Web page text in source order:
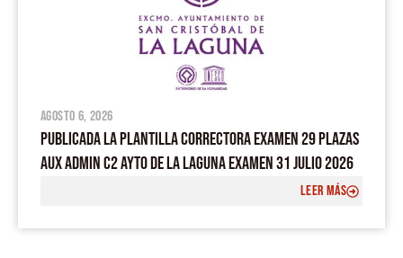
agosto 6, 2026
PUBLICADA LA PLANTILLA CORRECTORA EXAMEN 29 PLAZAS
AUX ADMIN C2 AYTO DE LA LAGUNA EXAMEN 31 JULIO 2026
LEER MÁS